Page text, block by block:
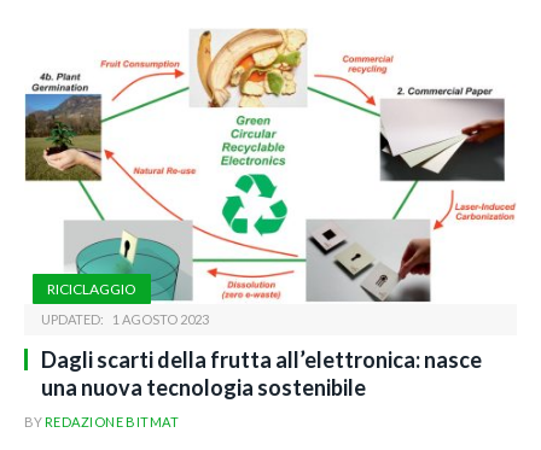
RICICLAGGIO
UPDATED: 1 AGOSTO 2023
Dagli scarti della frutta all’elettronica: nasce
una nuova tecnologia sostenibile
BYREDAZIONE BITMAT